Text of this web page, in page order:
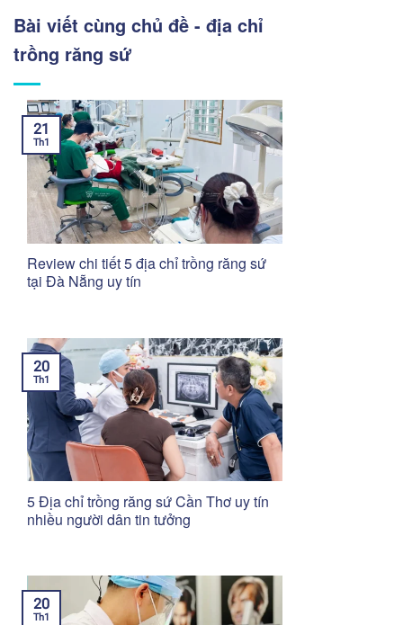
Bài viết cùng chủ đề - địa chỉ
trồng răng sứ
Review chi tiết 5 địa chỉ trồng răng sứ
tại Đà Nẵng uy tín
21
Th1
5 Địa chỉ trồng răng sứ Cần Thơ uy tín
nhiều người dân tin tưởng
20
Th1
20
Th1